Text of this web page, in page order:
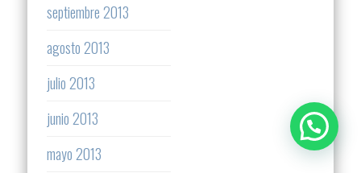
septiembre 2013
agosto 2013
julio 2013
junio 2013
mayo 2013